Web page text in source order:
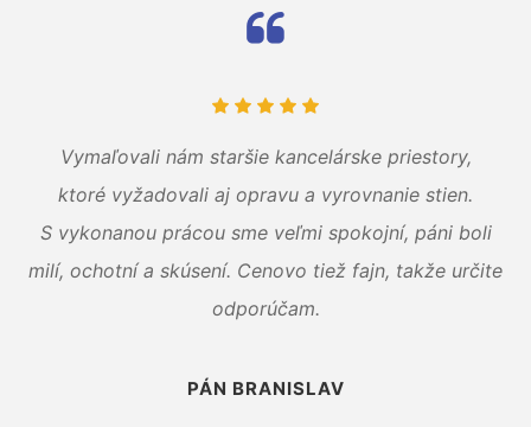
Vymaľovali nám staršie kancelárske priestory,
ktoré vyžadovali aj opravu a vyrovnanie stien.
S vykonanou prácou sme veľmi spokojní, páni boli
milí, ochotní a skúsení. Cenovo tiež fajn, takže určite
odporúčam.
PÁN BRANISLAV